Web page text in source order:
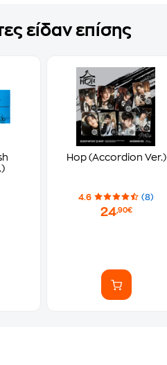
είδαν επίσης
Hop (Accordion Ver.)
4.6 (8)
24,90€